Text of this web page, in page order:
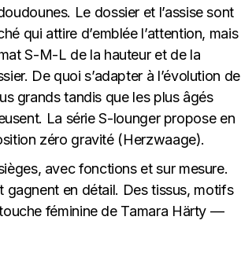
Le dossier et l’assise sont
qui attire d’emblée l’attention, mais
S-M-L de la hauteur et de la
De quoi s’adapter à l’évolution de
grands tandis que les plus âgés
La série S-lounger propose en
zéro gravité (Herzwaage).
avec fonctions et sur mesure.
gagnent en détail. Des tissus, motifs
féminine de Tamara Härty —